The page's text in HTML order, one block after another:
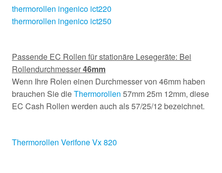
thermorollen ingenico ict220
thermorollen ingenico ict250
Passende EC Rollen für stationäre Lesegeräte: Bei
Rollendurchmesser46mm
Wenn Ihre Rolen einen Durchmesser von 46mm haben
brauchen Sie dieThermorollen 57mm 25m 12mm, diese
EC Cash Rollen werden auch als 57/25/12 bezeichnet.
Thermorollen Verifone Vx 820